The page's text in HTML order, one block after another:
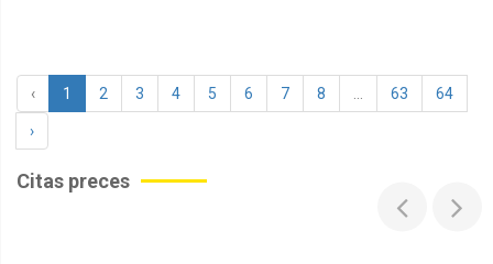
‹ 1 2 3 4 5 6 7 8 63 64
›
Citas preces